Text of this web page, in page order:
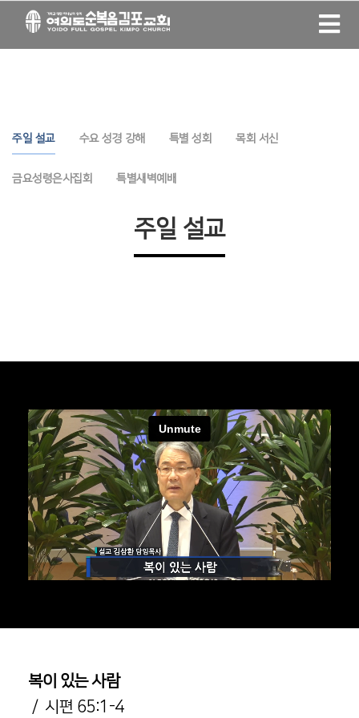
주일 설교 수요 성경 강해 특별 성회 목회 서신
금요성령은사집회 특별새벽예배
주일 설교
복이 있는 사람
/ 시편 65:1-4